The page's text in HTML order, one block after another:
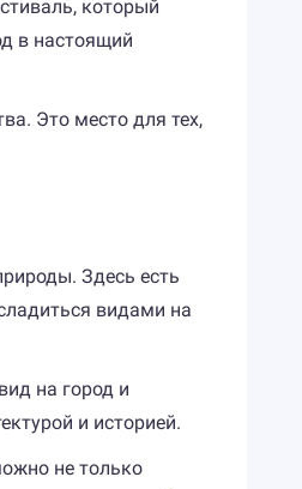
который
в настоящий
Это место для тех,
Здесь есть
видами на
на город и
и историей.
не только